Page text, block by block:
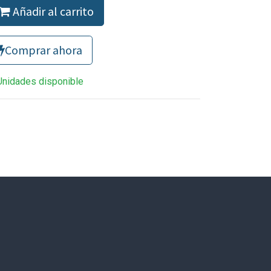
Añadir al carrito
Comprar ahora
disponible